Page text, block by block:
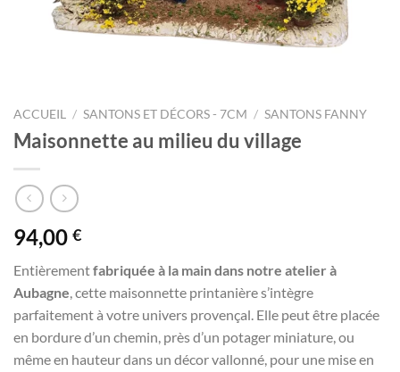
ACCUEIL / SANTONS ET DÉCORS - 7CM / SANTONS FANNY
Maisonnette au milieu du village
94,00 €
Entièrementfabriquée à la main dans notre atelier à
Aubagne, cette maisonnette printanière s’intègre
parfaitement à votre univers provençal. Elle peut être placée
en bordure d’un chemin, près d’un potager miniature, ou
même en hauteur dans un décor vallonné, pour une mise en